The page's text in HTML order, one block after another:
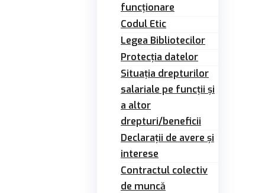
funcționare
Codul Etic
Legea Bibliotecilor
Protecția datelor
Situația drepturilor
salariale pe funcții și
a altor
drepturi/beneficii
Declarații de avere și
interese
Contractul colectiv
de muncă